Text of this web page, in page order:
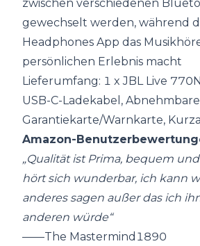
zwischen verschiedenen
gewechselt werden, während
Headphones App das
persönlichen Erlebnis macht
Lieferumfang: 1 x JBL Live
USB-C-Ladekabel,
Garantiekarte/Warnkarte,
Amazon-
„Qualität ist Prima, bequem
hört sich wunderbar, ich kann
anderes sagen außer das ich
anderen würde“
——The Mastermind1890